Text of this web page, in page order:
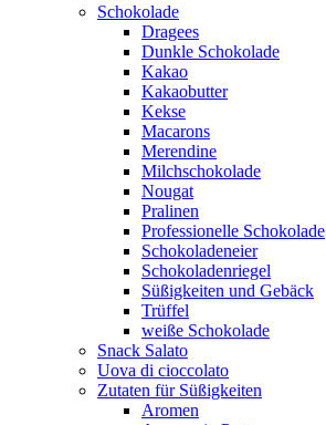
Schokolade
Dragees
Dunkle Schokolade
Kakao
Kakaobutter
Kekse
Macarons
Merendine
Milchschokolade
Nougat
Pralinen
Professionelle Schokolade
Schokoladeneier
Schokoladenriegel
Süßigkeiten und Gebäck
Trüffel
weiße Schokolade
Snack Salato
Uova di cioccolato
Zutaten für Süßigkeiten
Aromen